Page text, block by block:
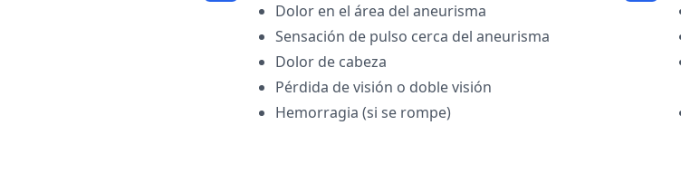
Dolor en el área del aneurisma
Sensación de pulso cerca del aneurisma
Dolor de cabeza
Pérdida de visión o doble visión
Hemorragia (si se rompe)